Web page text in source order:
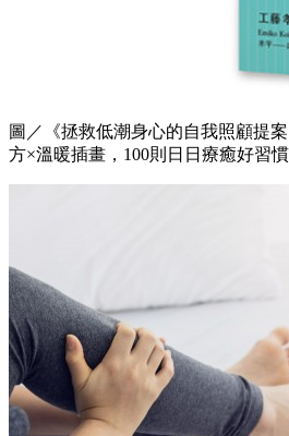
圖／《拯救低潮身心的自我照顧提
方×溫暖插畫，100則日日療癒好習